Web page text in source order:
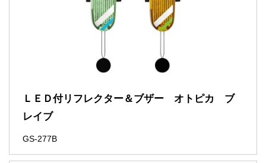
ＬＥＤ付リフレクター＆ブザー オトピカ ブ
レイブ
GS-277B